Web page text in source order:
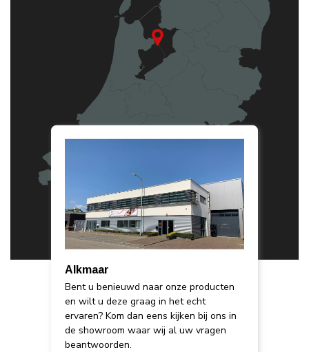
Alkmaar
Bent u benieuwd naar onze producten
en wilt u deze graag in het echt
ervaren? Kom dan eens kijken bij ons in
de showroom waar wij al uw vragen
beantwoorden.